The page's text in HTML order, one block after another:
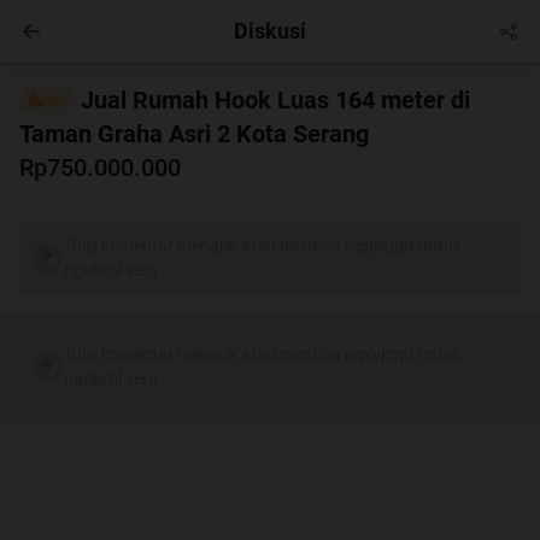
Masuk
Diskusi
Sell
Jual Rumah Hook Luas 164 meter di
Taman Graha Asri 2 Kota Serang
Rp750.000.000